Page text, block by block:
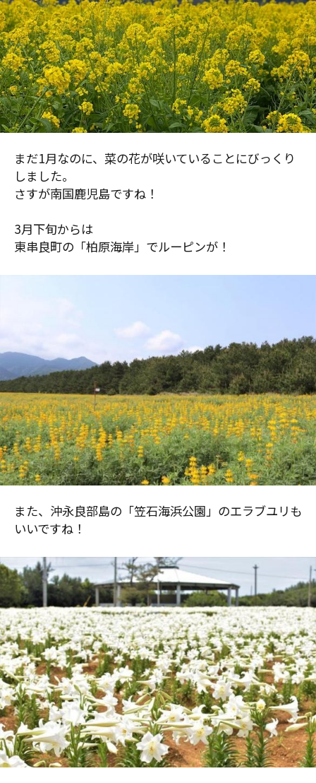
まだ1月なのに、菜の花が咲いていることにびっくり
しました。
さすが南国鹿児島ですね！
3月下旬からは
東串良町の「柏原海岸」でルーピンが！
また、沖永良部島の「笠石海浜公園」のエラブユリも
いいですね！